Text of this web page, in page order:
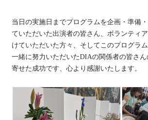
当日の実施日までプログラムを企画・準備
ていただいた出演者の皆さん、ボランティ
けていただいた方々、そしてこのプログラ
一緒に努力いただいたDIAの関係者の皆さん
寄せた成功です、心より感謝いたします。